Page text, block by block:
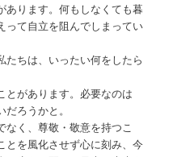
あります。何もしなくても暮
って自立を阻んでしまってい
たちは、いったい何をしたら
とがあります。必要なのは
ろうかと。
なく、尊敬・敬意を持つこ
とを風化させず心に刻み、今